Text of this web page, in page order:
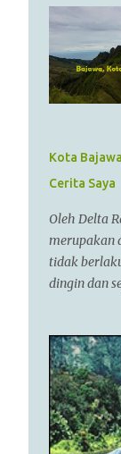
323 SM Dia
Alexander
pemimpin
sepanjang
dikalahkan
Ayahnya
kebanyakan
dalam
sebuah
Persatuan
Alexander
juga
membantu
China
Kota
Cerita Saya
Oleh Delta
merupakan
tidak
dingin dan
Bajawa.
kabupaten
bangkit
Flores
lainnya.